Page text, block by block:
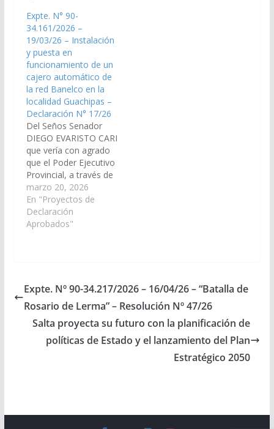
para las obras de
defensa y
encauzamiento del rio
Guachipas, en el
departamento
homónimo, para los
arroyos Molino, Florida
y Chaguará. (Expte. Nº
90-32.559/2024, a la…
Expte. N° 90-
34.161/2026 –
19/03/26 – Instalación
y puesta en
funcionamiento de un
cajero automático de
la red Banelco en la
localidad Guachipas –
Declaración N° 17/26
Del Seños Senador
DIEGO EVARISTO CARI
que vería con agrado
que el Poder Ejecutivo
Provincial, a través de
los organismos
competentes, realice
las gestiones que
correspondan ante las
cajero automático de
la red Banelco en la…
marzo 20, 2026
En "Proyectos de
Declaración
Aprobados"
Expte. Nº 90-34.217/2026 – 16/04/26 – “Batalla de
Rosario de Lerma” – Resolución Nº 47/26
Salta proyecta su futuro con la planificación de
políticas de Estado y el lanzamiento del Plan
Estratégico 2050